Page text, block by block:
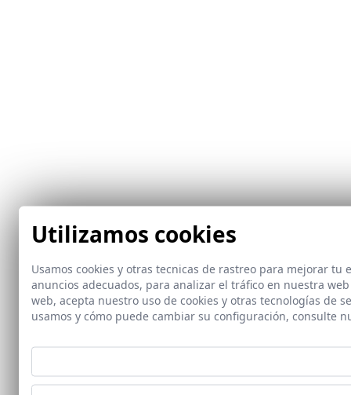
Utilizamos cookies
Usamos cookies y otras tecnicas de rastreo para mejorar
anuncios adecuados, para analizar el tráfico en nuestra
web, acepta nuestro uso de cookies y otras tecnologías de
usamos y cómo puede cambiar su configuración, consulte